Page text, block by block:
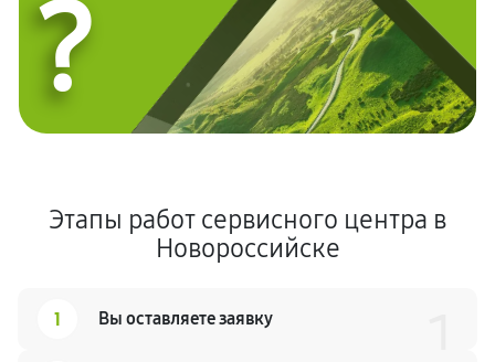
?
Этапы работ сервисного центра в
Новороссийске
1 Вы оставляете заявку